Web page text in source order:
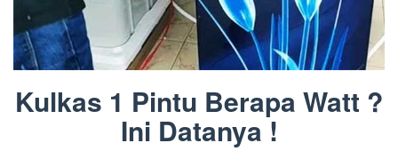
Kulkas 1 Pintu Berapa Watt ?
Ini Datanya !